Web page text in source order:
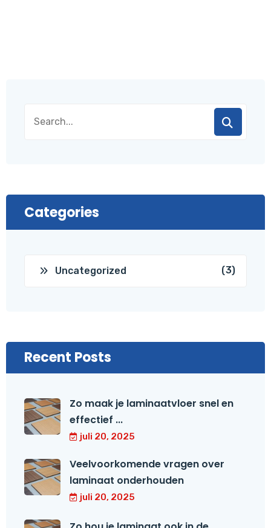
Categories
Uncategorized (3)
Recent Posts
Zo maak je laminaatvloer snel en
effectief ...
juli 20, 2025
Veelvoorkomende vragen over
laminaat onderhouden
juli 20, 2025